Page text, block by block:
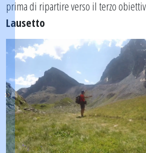
prima di ripartire verso il terzo
Lausetto